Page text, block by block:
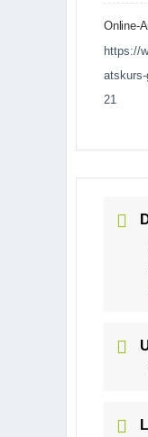
Online-
https://
atskurs-
21